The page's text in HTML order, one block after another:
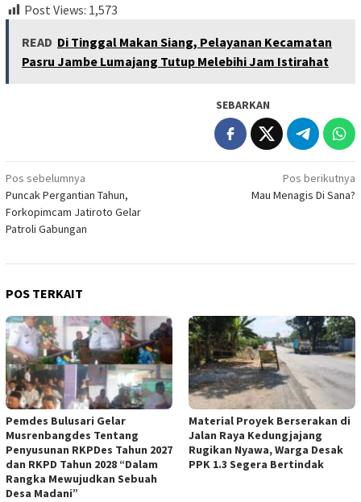
Post Views: 1,573
READ Di Tinggal Makan Siang, Pelayanan Kecamatan
Pasru Jambe Lumajang Tutup Melebihi Jam Istirahat
SEBARKAN
Navigasi
pos
Pos sebelumnya
Puncak Pergantian Tahun,
Forkopimcam Jatiroto Gelar
Patroli Gabungan
Pos berikutnya
Mau Menagis Di Sana?
POS TERKAIT
Pemdes Bulusari Gelar
Musrenbangdes Tentang
Penyusunan RKPDes Tahun 2027
dan RKPD Tahun 2028 “Dalam
Rangka Mewujudkan Sebuah
Desa Madani”
Material Proyek Berserakan di
Jalan Raya Kedungjajang
Rugikan Nyawa, Warga Desak
PPK 1.3 Segera Bertindak